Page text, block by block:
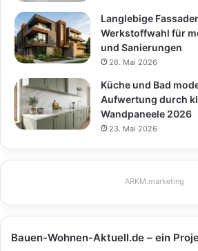
Langlebige
Werkstoffwahl für
und Sanierungen
26. Mai 2026
Küche und Bad
Aufwertung durch
Wandpaneele 2026
23. Mai 2026
ARKM.marketing
Bauen-Wohnen-Aktuell.de – ein